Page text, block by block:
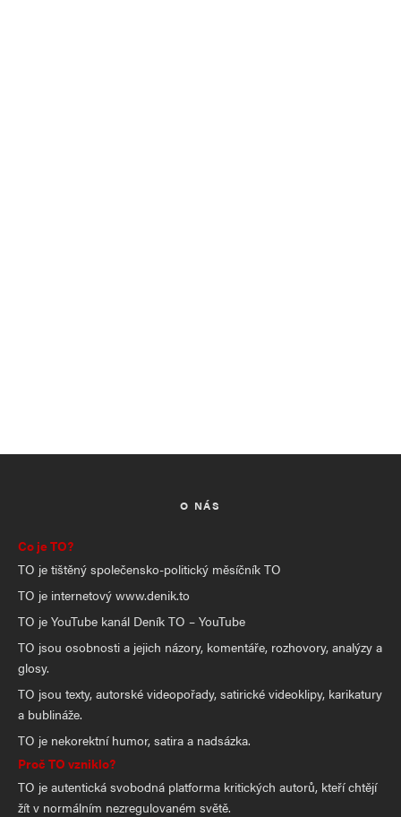
O NÁS
Co je TO?
TO je tištěný společensko-politický měsíčník TO
TO je internetový www.denik.to
TO je YouTube kanál Deník TO – YouTube
TO jsou osobnosti a jejich názory, komentáře, rozhovory, analýzy a
glosy.
TO jsou texty, autorské videopořady, satirické videoklipy, karikatury
a bublináže.
TO je nekorektní humor, satira a nadsázka.
Proč TO vzniklo?
TO je autentická svobodná platforma kritických autorů, kteří chtějí
žít v normálním nezregulovaném světě.